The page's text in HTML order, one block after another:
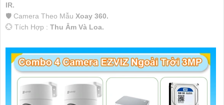
IR.
🛡 Camera Theo Mẫu Xoay 360.
️💮 Tích Hợp : Thu Âm Và Loa.